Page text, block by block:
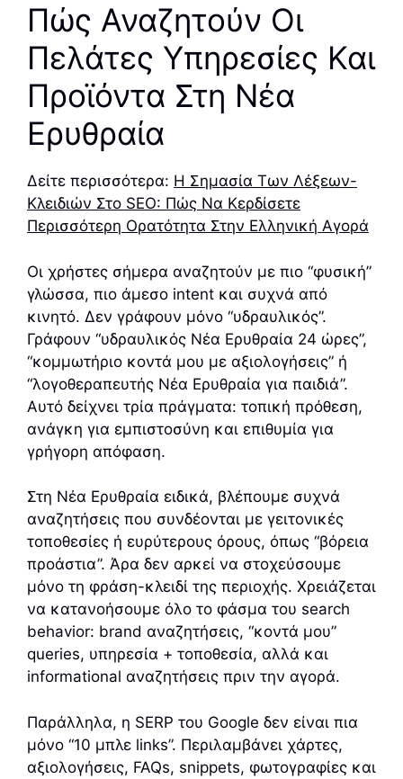
Πώς Αναζητούν Οι
Πελάτες Υπηρεσίες Και
Προϊόντα Στη Νέα
Ερυθραία
Δείτε περισσότερα: Η Σημασία Των Λέξεων-
Κλειδιών Στο SEO: Πώς Να Κερδίσετε
Περισσότερη Ορατότητα Στην Ελληνική Αγορά
Οι χρήστες σήμερα αναζητούν με πιο “φυσική”
γλώσσα, πιο άμεσο intent και συχνά από
κινητό. Δεν γράφουν μόνο “υδραυλικός”.
Γράφουν “υδραυλικός Νέα Ερυθραία 24 ώρες”,
“κομμωτήριο κοντά μου με αξιολογήσεις” ή
“λογοθεραπευτής Νέα Ερυθραία για παιδιά”.
Αυτό δείχνει τρία πράγματα: τοπική πρόθεση,
ανάγκη για εμπιστοσύνη και επιθυμία για
γρήγορη απόφαση.
Στη Νέα Ερυθραία ειδικά, βλέπουμε συχνά
αναζητήσεις που συνδέονται με γειτονικές
τοποθεσίες ή ευρύτερους όρους, όπως “βόρεια
προάστια”. Άρα δεν αρκεί να στοχεύσουμε
μόνο τη φράση-κλειδί της περιοχής. Χρειάζεται
να κατανοήσουμε όλο το φάσμα του search
behavior: brand αναζητήσεις, “κοντά μου”
queries, υπηρεσία + τοποθεσία, αλλά και
informational αναζητήσεις πριν την αγορά.
Παράλληλα, η SERP του Google δεν είναι πια
μόνο “10 μπλε links”. Περιλαμβάνει χάρτες,
αξιολογήσεις, FAQs, snippets, φωτογραφίες και